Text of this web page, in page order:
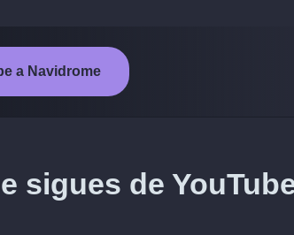
a Navidrome
sigues de